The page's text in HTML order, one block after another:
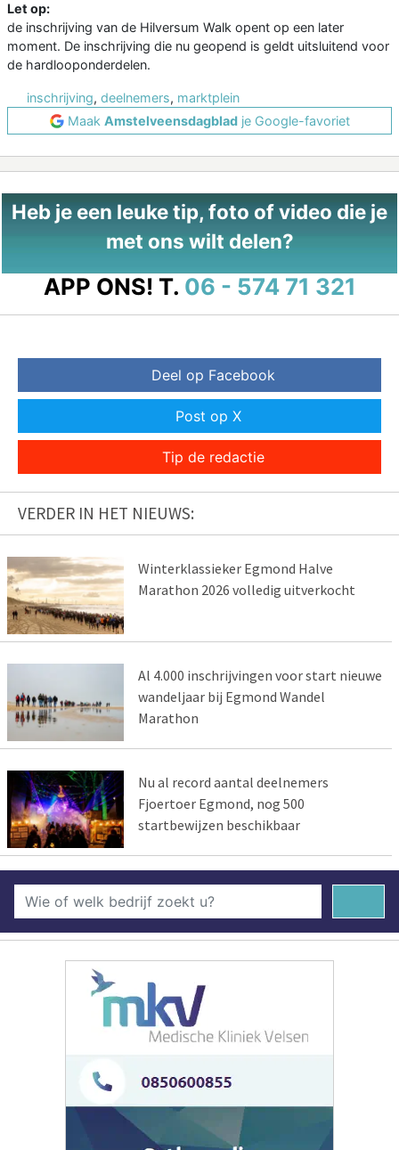
Let op:
de inschrijving van de Hilversum Walk opent op een later
moment. De inschrijving die nu geopend is geldt uitsluitend voor
de hardlooponderdelen.
inschrijving, deelnemers, marktplein
Maak Amstelveensdagbladje Google-favoriet
Heb je een leuke tip, foto of video die je
met ons wilt delen?
APP ONS! T. 06 - 574 71 321
Deel op Facebook
Post op X
Tip de redactie
VERDER IN HET NIEUWS:
Winterklassieker Egmond Halve
Marathon 2026 volledig uitverkocht
Al 4.000 inschrijvingen voor start nieuwe
wandeljaar bij Egmond Wandel
Marathon
Nu al record aantal deelnemers
Fjoertoer Egmond, nog 500
startbewijzen beschikbaar